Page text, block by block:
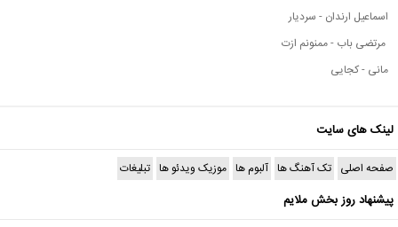
اسماعیل ارندان - سردیار
مرتضی باب - ممنونم ازت
مانی - کجایی
لینک های سایت
صفحه اصلی تک آهنگ ها آلبوم ها موزیک ویدئو ها تبلیغات
پیشنهاد روز بخش ملایم